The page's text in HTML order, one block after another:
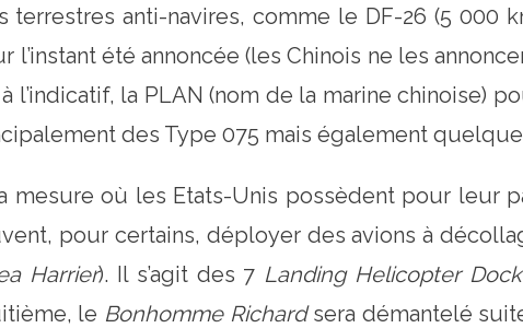
anti-navires, comme le DF-26 (5 000
l’instant été annoncée (les Chinois ne les
l’indicatif, la PLAN (nom de la marine chinoise)
des Type 075 mais également
mesure où les Etats-Unis possèdent pour leur
pour certains, déployer des avions à
Harrier). Il s’agit des 7 Landing Helicopter Dock
le Bonhomme Richardsera démantelé